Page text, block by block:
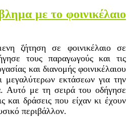
με το φοινικέλαιο
ζήτηση σε φοινικέλαιο σε
τους παραγωγούς και τις
και διανομής φοινικέλαιου
μεγαλύτερων εκτάσεων για την
Αυτό με τη σειρά του οδήγησε
και δράσεις που είχαν κι έχουν
περιβάλλον.